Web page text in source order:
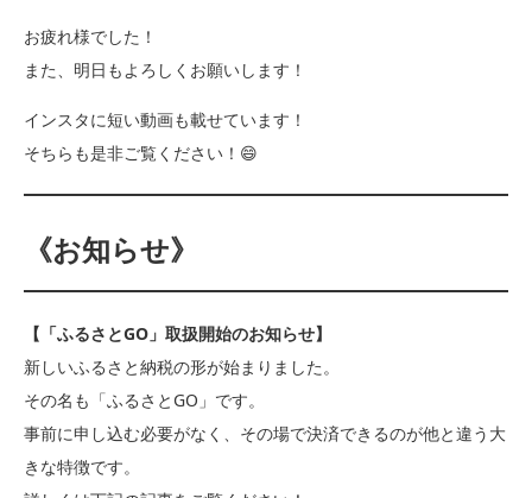
お疲れ様でした！
また、明日もよろしくお願いします！
インスタに短い動画も載せています！
そちらも是非ご覧ください！😄
《お知らせ》
【「ふるさとGO」取扱開始のお知らせ】
新しいふるさと納税の形が始まりました。
その名も「ふるさとGO」です。
事前に申し込む必要がなく、その場で決済できるのが他と違う大
きな特徴です。